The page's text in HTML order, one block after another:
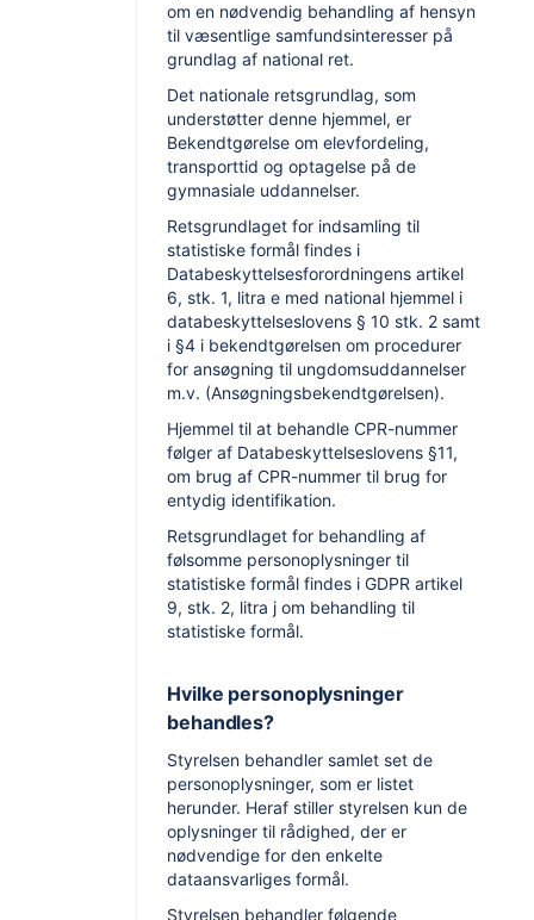
om en nødvendig behandling af hensyn
til væsentlige samfundsinteresser på
grundlag af national ret.
Det nationale retsgrundlag, som
understøtter denne hjemmel, er
Bekendtgørelse om elevfordeling,
transporttid og optagelse på de
gymnasiale uddannelser.
Retsgrundlaget for indsamling til
statistiske formål findes i
Databeskyttelsesforordningens artikel
6, stk. 1, litra e med national hjemmel i
databeskyttelseslovens § 10 stk. 2 samt
i §4 i bekendtgørelsen om procedurer
for ansøgning til ungdomsuddannelser
m.v. (Ansøgningsbekendtgørelsen).
Hjemmel til at behandle CPR-nummer
følger af Databeskyttelseslovens §11,
om brug af CPR-nummer til brug for
entydig identifikation.
Retsgrundlaget for behandling af
følsomme personoplysninger til
statistiske formål findes i GDPR artikel
9, stk. 2, litra j om behandling til
statistiske formål.
Hvilke personoplysninger
behandles?
Styrelsen behandler samlet set de
personoplysninger, som er listet
herunder. Heraf stiller styrelsen kun de
oplysninger til rådighed, der er
nødvendige for den enkelte
dataansvarliges formål.
Styrelsen behandler følgende